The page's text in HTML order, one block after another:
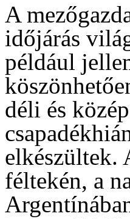
A
időjárás
például
déli és
elkészültek.
féltekén, a